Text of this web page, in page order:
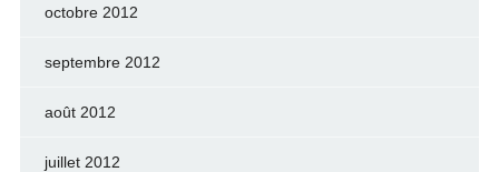
octobre 2012
septembre 2012
août 2012
juillet 2012